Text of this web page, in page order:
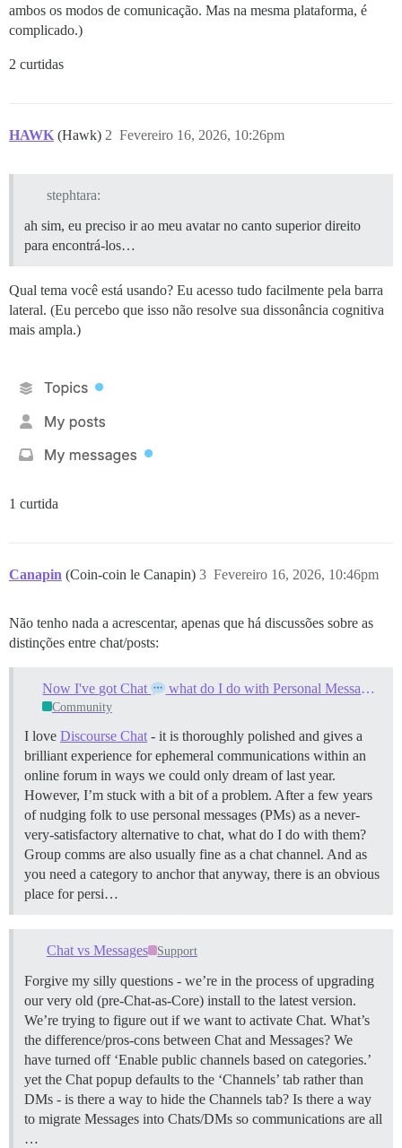
ambos os modos de comunicação. Mas na mesma plataforma, é
complicado.)
2 curtidas
HAWK (Hawk) Fevereiro 16, 2026, 10:26pm
2
stephtara:
ah sim, eu preciso ir ao meu avatar no canto superior direito
para encontrá-los…
Qual tema você está usando? Eu acesso tudo facilmente pela barra
lateral. (Eu percebo que isso não resolve sua dissonância cognitiva
mais ampla.)
1 curtida
Canapin (Coin-coin le Canapin) Fevereiro 16, 2026, 10:46pm
3
Não tenho nada a acrescentar, apenas que há discussões sobre as
distinções entre chat/posts:
Now I've got Chat what do I do with Personal Messages?
Community
I love Discourse Chat - it is thoroughly polished and gives a
brilliant experience for ephemeral communications within an
online forum in ways we could only dream of last year.
However, I’m stuck with a bit of a problem. After a few years
of nudging folk to use personal messages (PMs) as a never-
very-satisfactory alternative to chat, what do I do with them?
Group comms are also usually fine as a chat channel. And as
you need a category to anchor that anyway, there is an obvious
place for persi…
Chat vs Messages Support
Forgive my silly questions - we’re in the process of upgrading
our very old (pre-Chat-as-Core) install to the latest version.
We’re trying to figure out if we want to activate Chat. What’s
the difference/pros-cons between Chat and Messages? We
have turned off ‘Enable public channels based on categories.’
yet the Chat popup defaults to the ‘Channels’ tab rather than
DMs - is there a way to hide the Channels tab? Is there a way
to migrate Messages into Chats/DMs so communications are all
…